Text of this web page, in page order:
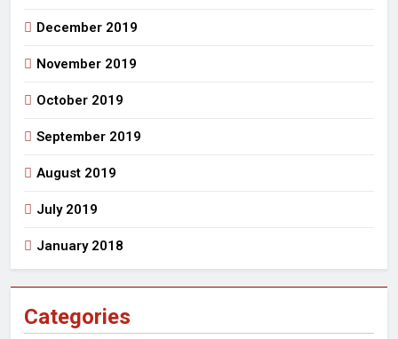
December 2019
November 2019
October 2019
September 2019
August 2019
July 2019
January 2018
Categories